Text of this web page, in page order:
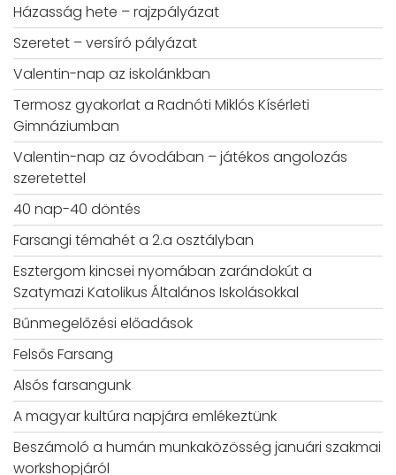
Házasság hete – rajzpályázat
Szeretet – versíró pályázat
Valentin-nap az iskolánkban
Termosz gyakorlat a Radnóti Miklós Kísérleti
Gimnáziumban
Valentin-nap az óvodában – játékos angolozás
szeretettel
40 nap-40 döntés
Farsangi témahét a 2.a osztályban
Esztergom kincsei nyomában zarándokút a
Szatymazi Katolikus Általános Iskolásokkal
Bűnmegelőzési előadások
Felsős Farsang
Alsós farsangunk
A magyar kultúra napjára emlékeztünk
Beszámoló a humán munkaközösség januári szakmai
workshopjáról